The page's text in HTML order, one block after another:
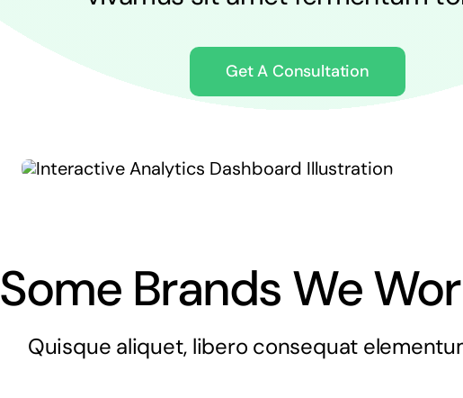
Get A Consultation
Some Brands We
Quisque aliquet, libero consequat